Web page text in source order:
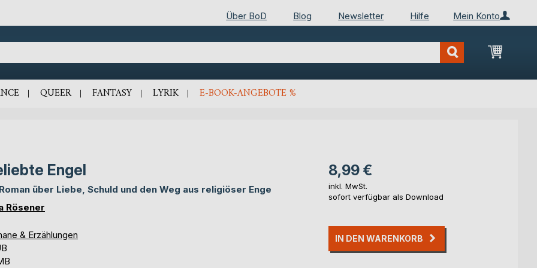
Mein Konto
Über BoD Blog Newsletter Hilfe
Mein
QUEER FANTASY LYRIK E-BOOK-ANGEBOTE %
Engel
über Liebe, Schuld und den Weg aus religiöser Enge
Rösener
& Erzählungen
8,99 €
inkl. MwSt.
sofort verfügbar als Download
IN DEN WARENKORB